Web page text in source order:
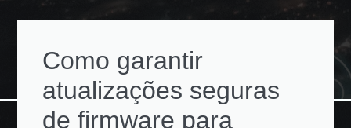
Como garantir
atualizações seguras
de firmware para